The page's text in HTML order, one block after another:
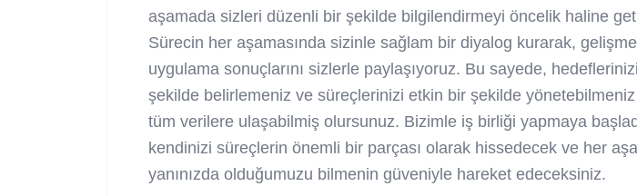
aşamada sizleri düzenli bir şekilde bilgilendirmeyi öncelik haline
Sürecin her aşamasında sizinle sağlam bir diyalog kurarak,
uygulama sonuçlarını sizlerle paylaşıyoruz. Bu sayede,
şekilde belirlemeniz ve süreçlerinizi etkin bir şekilde
tüm verilere ulaşabilmiş olursunuz. Bizimle iş birliği yapmaya
kendinizi süreçlerin önemli bir parçası olarak hissedecek ve her
yanınızda olduğumuzu bilmenin güveniyle hareket edeceksiniz.